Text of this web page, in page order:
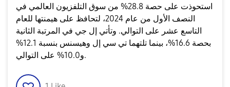
استحوذت على حصة 28.8% من سوق التلفزيون العالمي في
النصف الأول من عام 2024، لتحافظ على هيمنتها للعام
التاسع عشر على التوالي. وتأتي إل جي في المرتبة الثانية
بحصة 16.6%، بينما تلتهما تي سي إل وهيسنس بنسبة 12.1%
و10.0% على التوالي.